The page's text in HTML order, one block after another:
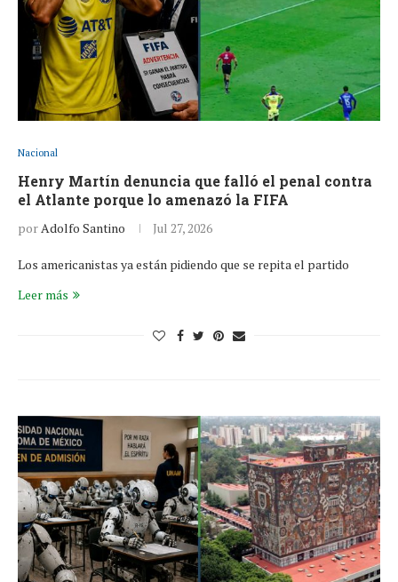
Nacional
Henry Martín denuncia que falló el penal contra
el Atlante porque lo amenazó la FIFA
porAdolfo Santino Jul 27, 2026
Los americanistas ya están pidiendo que se repita el partido
Leer más